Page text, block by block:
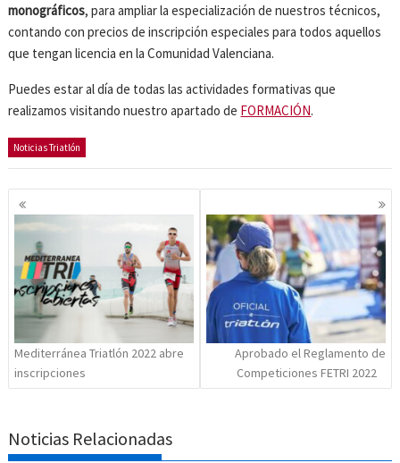
monográficos, para ampliar la especialización de nuestros técnicos,
contando con precios de inscripción especiales para todos aquellos
que tengan licencia en la Comunidad Valenciana.
Puedes estar al día de todas las actividades formativas que
realizamos visitando nuestro apartado de FORMACIÓN.
Noticias Triatlón
Navegación
de
entradas
Mediterránea Triatlón 2022 abre
inscripciones
Aprobado el Reglamento de
Competiciones FETRI 2022
Noticias Relacionadas